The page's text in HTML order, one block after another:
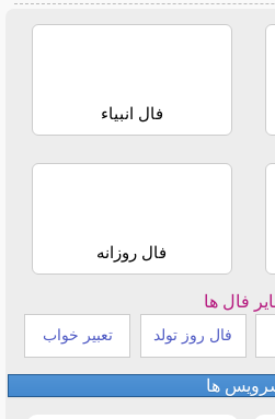
فال انبیاء
فال روزانه
فال ها
فال روز تولد تعبیر خواب
ها